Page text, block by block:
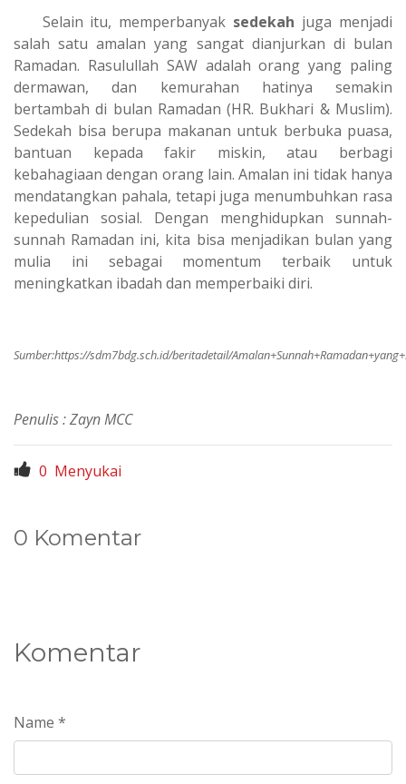
Selain itu, memperbanyak sedekah juga menjadi
salah satu amalan yang sangat dianjurkan di bulan
Ramadan. Rasulullah SAW adalah orang yang paling
dermawan, dan kemurahan hatinya semakin
bertambah di bulan Ramadan (HR. Bukhari & Muslim).
Sedekah bisa berupa makanan untuk berbuka puasa,
bantuan kepada fakir miskin, atau berbagi
kebahagiaan dengan orang lain. Amalan ini tidak hanya
mendatangkan pahala, tetapi juga menumbuhkan rasa
kepedulian sosial. Dengan menghidupkan sunnah-
sunnah Ramadan ini, kita bisa menjadikan bulan yang
mulia ini sebagai momentum terbaik untuk
meningkatkan ibadah dan memperbaiki diri.
Sumber:https://sdm7bdg.sch.id/beritadetail/
Penulis : Zayn MCC
0 Menyukai
0 Komentar
Komentar
Name *